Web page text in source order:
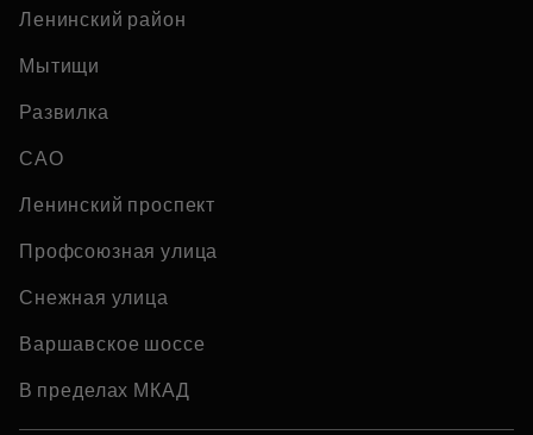
Ленинский район
Мытищи
Развилка
САО
Ленинский проспект
Профсоюзная улица
Снежная улица
Варшавское шоссе
В пределах МКАД